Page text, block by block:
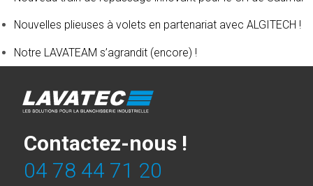
Nouvelles plieuses à volets en partenariat avec ALGITECH !
Notre LAVATEAM s’agrandit (encore) !
Contactez-nous !
04 78 44 71 20